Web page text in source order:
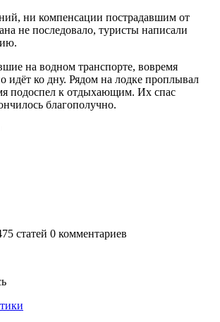
ни компенсации пострадавшим от
не последовало, туристы написали
на водном транспорте, вовремя
идёт ко дну. Рядом на лодке проплывал
подоспел к отдыхающим. Их спас
благополучно.
статей 0 комментариев